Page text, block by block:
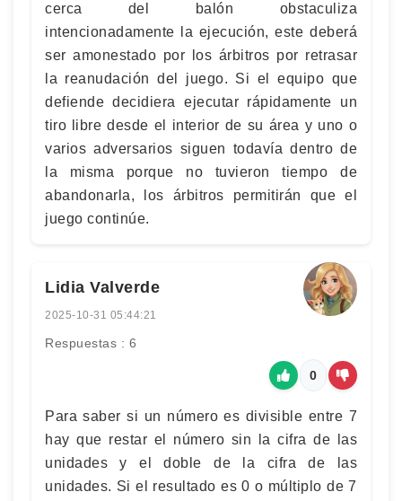
cerca del balón obstaculiza
intencionadamente la ejecución, este deberá
ser amonestado por los árbitros por retrasar
la reanudación del juego. Si el equipo que
defiende decidiera ejecutar rápidamente un
tiro libre desde el interior de su área y uno o
varios adversarios siguen todavía dentro de
la misma porque no tuvieron tiempo de
abandonarla, los árbitros permitirán que el
juego continúe.
Lidia Valverde
2025-10-31 05:44:21
Respuestas : 6
0
Para saber si un número es divisible entre 7
hay que restar el número sin la cifra de las
unidades y el doble de la cifra de las
unidades. Si el resultado es 0 o múltiplo de 7